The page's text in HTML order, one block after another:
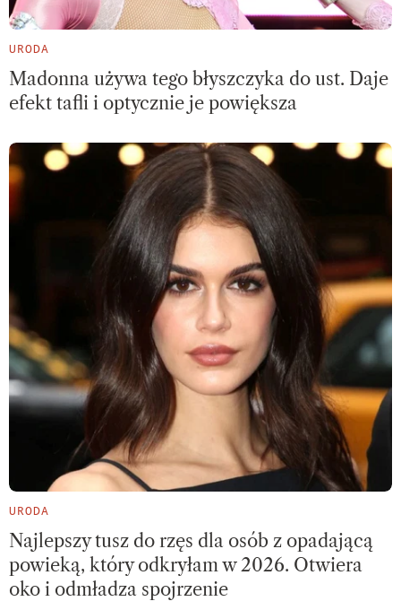
URODA
Madonna używa tego błyszczyka do ust. Daje
efekt tafli i optycznie je powiększa
URODA
Najlepszy tusz do rzęs dla osób z opadającą
powieką, który odkryłam w 2026. Otwiera
oko i odmładza spojrzenie